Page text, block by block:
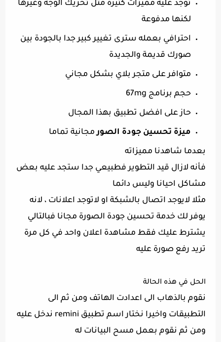
توجد عليه مميزات كثيرة مثل تحريك الوجه وغيرها
لكنها مدفوعة
احترافي بعمله سترى تغيير كبير جدا بالجودة بين
صورك قديمة والجديدة
متوافر على متجر بلاي بشكل مجاني
حجم برنامج 67mg
حاز على افضل تطبيق بهذا المجال
ميزة تحسين جودة الصورمجانية تماما
بعدما شاهدنا مميزاته
فأنه لازال قيد التطوير فطبيعي جدا ستجد عليه بعض
مشاكل احيانا وليس دائما
مثلا لايوجد اتصال بالشبكة او لاتوجد اعلانات ، لانه
يوفر لك خدمة تحسين جودة الصورة مجانا فبالتالي
يشترط عليك فقط مشاهدة اعلان واحد في كل مرة
تريد رفع صورة عليه
الحل في هذه الحالة
نقوم بالذهاب الى اعدادت الهاتف ومن ثم الى
التطبيقات واخيرا نختار اسم تطبيق remini ندخل عليه
ومن ثم نقوم بعمل مسح البيانات له